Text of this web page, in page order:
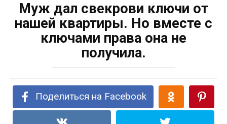
Муж дал свекрови ключи от
нашей квартиры. Но вместе с
ключами права она не
получила.
Поделиться на Facebook